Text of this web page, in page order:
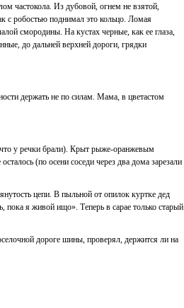
частокола. Из дубовой, огнем не взятой,
с робостью поднимал это кольцо. Ломая
смородины. На кустах черные, как ее глаза,
до дальней верхней дороги, грядки
держать не по силам. Мама, в цветастом
у речки брали). Крыт рыже-оранжевым
(по осени соседи через два дома зарезали
цепи. В пыльной от опилок куртке дед
пока я живой ищо». Теперь в сарае только старый
дороге шины, проверял, держится ли на